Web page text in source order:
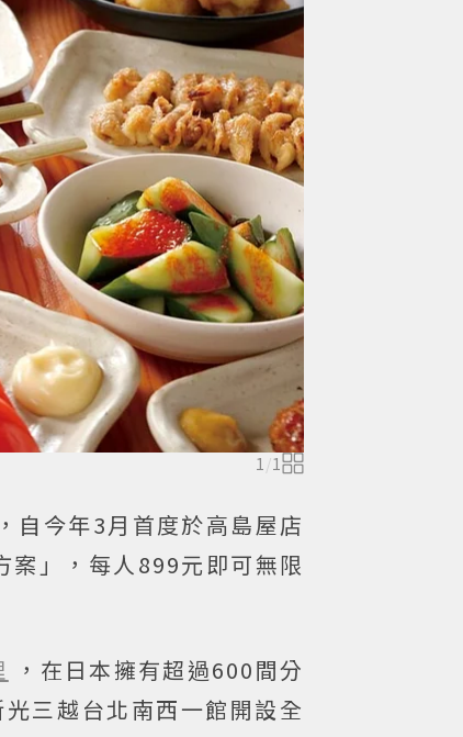
1/1
自今年3月首度於高島屋店
案」，每人899元即可無限
，在日本擁有超過600間分
三越台北南西一館開設全